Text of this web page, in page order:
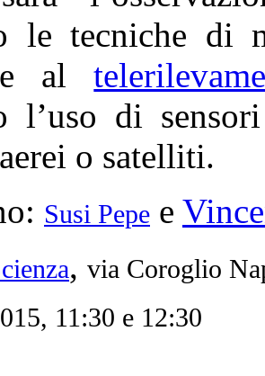
le tecniche di
al
l’uso di
o satelliti.
Susi Pepe e
, via Coroglio
11:30 e 12:30